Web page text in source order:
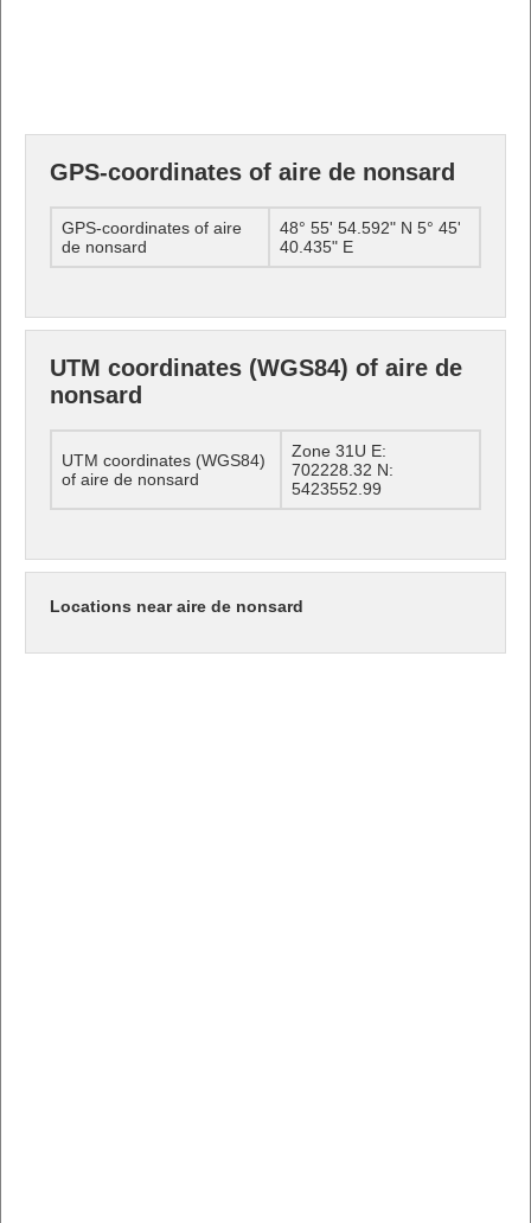
GPS-coordinates of aire de nonsard
GPS-coordinates of aire
de nonsard
48° 55' 54.592" N 5° 45'
40.435" E
UTM coordinates (WGS84) of aire de
nonsard
UTM coordinates (WGS84)
of aire de nonsard
Zone 31U E:
702228.32 N:
5423552.99
Locations near aire de nonsard